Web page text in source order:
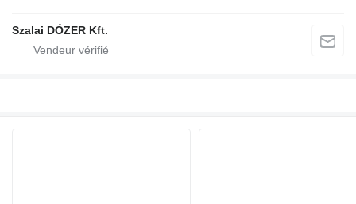
Szalai DÓZER Kft.